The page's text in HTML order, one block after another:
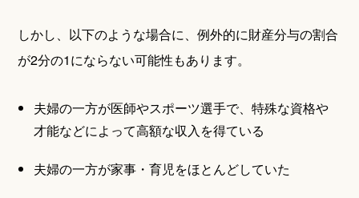
しかし、以下のような場合に、例外的に財産分与の割合
が2分の1にならない可能性もあります。
夫婦の一方が医師やスポーツ選手で、特殊な資格や
才能などによって高額な収入を得ている
夫婦の一方が家事・育児をほとんどしていた